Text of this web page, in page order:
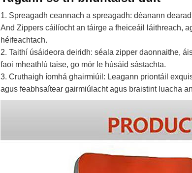
1. Spreagadh ceannach a spreagadh: déanann
And Zippers cáilíocht an táirge a fheiceáil láithreach,
héifeachtach.
2. Taithí úsáideora deiridh: séala zipper daonnaithe,
faoi mheathlú taise, go mór le húsáid sástachta.
3. Cruthaigh íomhá ghairmiúil: Leagann priontáil
agus feabhsaítear gairmiúlacht agus braistint luacha